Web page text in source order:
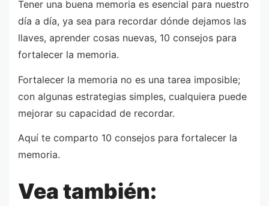
Tener una buena memoria es esencial para nuestro
día a día, ya sea para recordar dónde dejamos las
llaves, aprender cosas nuevas, 10 consejos para
fortalecer la memoria.
Fortalecer la memoria no es una tarea imposible;
con algunas estrategias simples, cualquiera puede
mejorar su capacidad de recordar.
Aquí te comparto 10 consejos para fortalecer la
memoria.
Vea también: